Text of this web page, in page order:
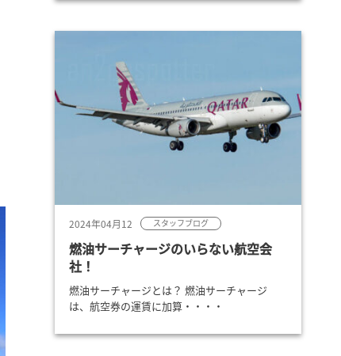
2024年04月12 スタッフブログ
燃油サーチャージのいらない航空会
社！
燃油サーチャージとは？ 燃油サーチャージ
は、航空券の運賃に加算・・・・